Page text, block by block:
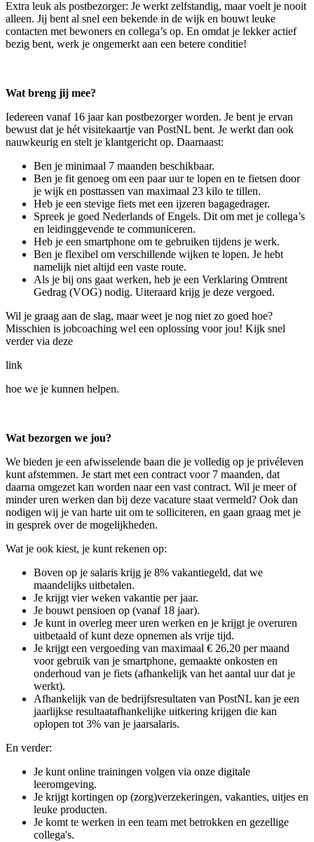
Extra leuk als postbezorger: Je werkt zelfstandig, maar voelt je nooit
alleen. Jij bent al snel een bekende in de wijk en bouwt leuke
contacten met bewoners en collega’s op. En omdat je lekker actief
bezig bent, werk je ongemerkt aan een betere conditie!
Wat breng jij mee?
Iedereen vanaf 16 jaar kan postbezorger worden. Je bent je ervan
bewust dat je hét visitekaartje van PostNL bent. Je werkt dan ook
nauwkeurig en stelt je klantgericht op. Daarnaast:
Ben je minimaal 7 maanden beschikbaar.
Ben je fit genoeg om een paar uur te lopen en te fietsen door
je wijk en posttassen van maximaal 23 kilo te tillen.
Heb je een stevige fiets met een ijzeren bagagedrager.
Spreek je goed Nederlands of Engels. Dit om met je collega’s
en leidinggevende te communiceren.
Heb je een smartphone om te gebruiken tijdens je werk.
Ben je flexibel om verschillende wijken te lopen. Je hebt
namelijk niet altijd een vaste route.
Als je bij ons gaat werken, heb je een Verklaring Omtrent
Gedrag (VOG) nodig. Uiteraard krijg je deze vergoed.
Wil je graag aan de slag, maar weet je nog niet zo goed hoe?
Misschien is jobcoaching wel een oplossing voor jou! Kijk snel
verder via deze
link
hoe we je kunnen helpen.
Wat bezorgen we jou?
We bieden je een afwisselende baan die je volledig op je privéleven
kunt afstemmen. Je start met een contract voor 7 maanden, dat
daarna omgezet kan worden naar een vast contract. Wil je meer of
minder uren werken dan bij deze vacature staat vermeld? Ook dan
nodigen wij je van harte uit om te solliciteren, en gaan graag met je
in gesprek over de mogelijkheden.
Wat je ook kiest, je kunt rekenen op:
Boven op je salaris krijg je 8% vakantiegeld, dat we
maandelijks uitbetalen.
Je krijgt vier weken vakantie per jaar.
Je bouwt pensioen op (vanaf 18 jaar).
Je kunt in overleg meer uren werken en je krijgt je overuren
uitbetaald of kunt deze opnemen als vrije tijd.
Je krijgt een vergoeding van maximaal € 26,20 per maand
voor gebruik van je smartphone, gemaakte onkosten en
onderhoud van je fiets (afhankelijk van het aantal uur dat je
werkt).
Afhankelijk van de bedrijfsresultaten van PostNL kan je een
jaarlijkse resultaatafhankelijke uitkering krijgen die kan
oplopen tot 3% van je jaarsalaris.
En verder:
Je kunt online trainingen volgen via onze digitale
leeromgeving.
Je krijgt kortingen op (zorg)verzekeringen, vakanties, uitjes en
leuke producten.
Je komt te werken in een team met betrokken en gezellige
collega's.